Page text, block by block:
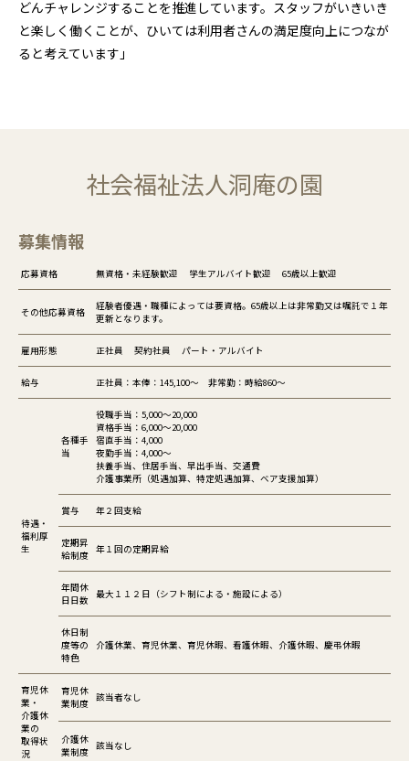
どんチャレンジすることを推進しています。スタッフがいきいき
と楽しく働くことが、ひいては利用者さんの満足度向上につなが
ると考えています」
社会福祉法人洞庵の園
募集情報
応募資格 無資格・未経験歓迎 学生アルバイト歓迎 65歳以上歓迎
その他応募資格
経験者優遇・職種によっては要資格。65歳以上は非常勤又は嘱託で１年
更新となります。
雇用形態 正社員 契約社員 パート・アルバイト
給与 正社員：本俸：145,100～ 非常勤：時給860～
待遇・
福利厚
生
各種手
当
役職手当：5,000～20,000
資格手当：6,000～20,000
宿直手当：4,000
夜勤手当：4,000～
扶養手当、住居手当、早出手当、交通費
介護事業所（処遇加算、特定処遇加算、ベア支援加算）
賞与 年２回支給
定期昇
給制度 年１回の定期昇給
年間休
日日数
最大１１２日（シフト制による・施設による）
休日制
度等の
特色
介護休業、育児休業、育児休暇、看護休暇、介護休暇、慶弔休暇
育児休
業・
介護休
業の
取得状
況
育児休
業制度 該当者なし
介護休
業制度 該当なし